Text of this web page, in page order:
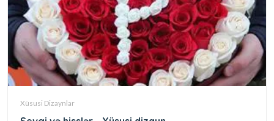
Xüsusi Dizaynlar